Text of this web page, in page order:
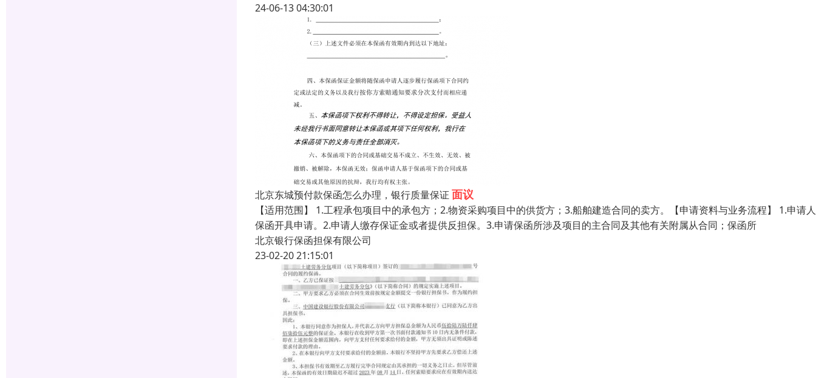
24-06-13 04:30:01
北京东城预付款保函怎么办理，银行质量保证 面议
【适用范围】 1.工程承包项目中的承包方；2.物资采购项目中的供货方；3.船舶建造合同的卖方。【申请资料与业务流程】 1.申请
保函开具申请。2.申请人缴存保证金或者提供反担保。3.申请保函所涉及项目的主合同及其他有关附属从合同；保函所
北京银行保函担保有限公司
23-02-20 21:15:01